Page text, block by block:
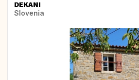
DEKANI
Slovenia